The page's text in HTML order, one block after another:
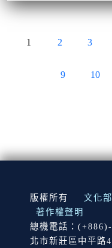
1 2 3
9 10
:::
版權所有 文化部
著作權聲明
總機電話：
北市新莊區中平路